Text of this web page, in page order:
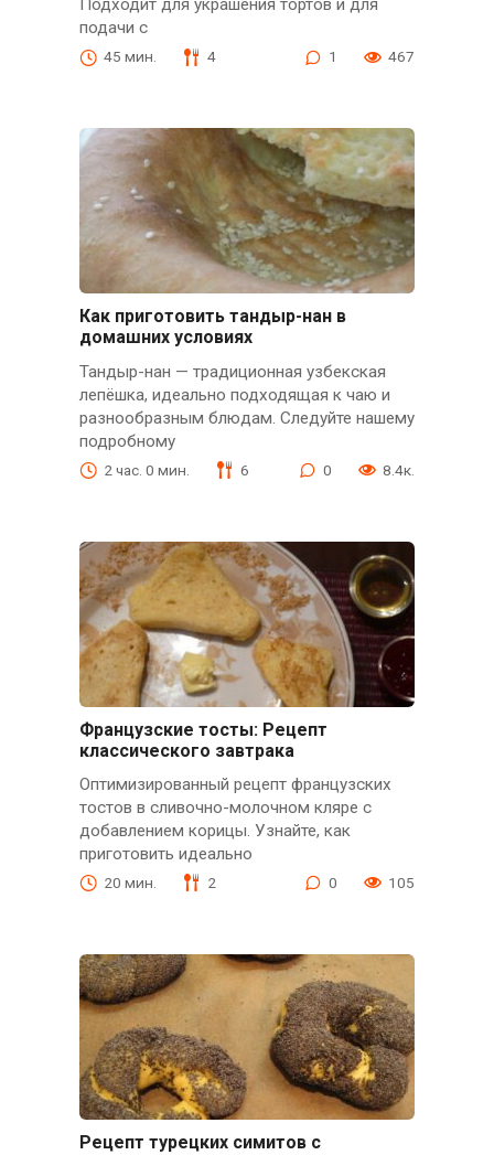
Подходит для украшения тортов и для
подачи с
45 мин. 4 1 467
Как приготовить тандыр-нан в
домашних условиях
Тандыр-нан — традиционная узбекская
лепёшка, идеально подходящая к чаю и
разнообразным блюдам. Следуйте нашему
подробному
2 час. 0 мин. 6 0 8.4к.
Французские тосты: Рецепт
классического завтрака
Оптимизированный рецепт французских
тостов в сливочно-молочном кляре с
добавлением корицы. Узнайте, как
приготовить идеально
20 мин. 2 0 105
Рецепт турецких симитов с